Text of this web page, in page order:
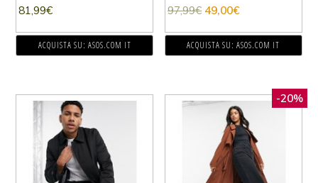
81,99€
ACQUISTA SU: ASOS.COM IT
97,99€ 49,00€
ACQUISTA SU: ASOS.COM IT
-20%